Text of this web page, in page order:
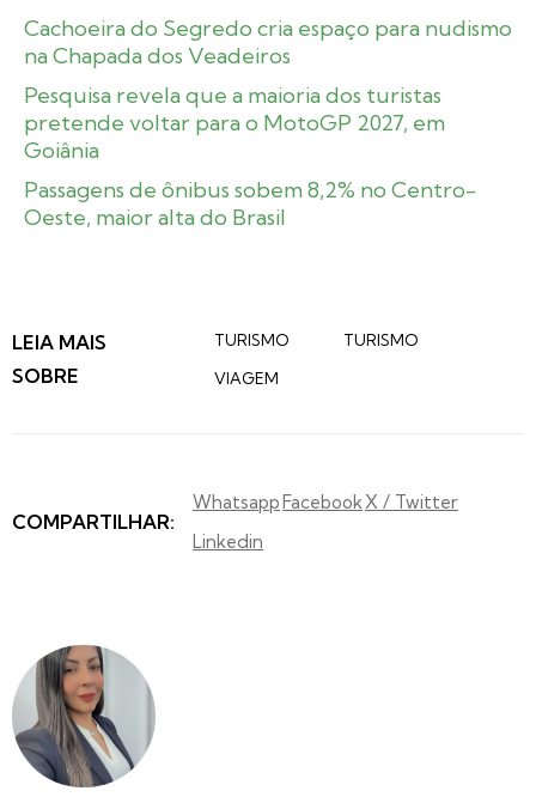
Cachoeira do Segredo cria espaço para nudismo
na Chapada dos Veadeiros
Pesquisa revela que a maioria dos turistas
pretende voltar para o MotoGP 2027, em
Goiânia
Passagens de ônibus sobem 8,2% no Centro-
Oeste, maior alta do Brasil
LEIA MAIS
SOBRE
TURISMO
TURISMO
VIAGEM
COMPARTILHAR:
Whatsapp FacebookX / Twitter
Linkedin